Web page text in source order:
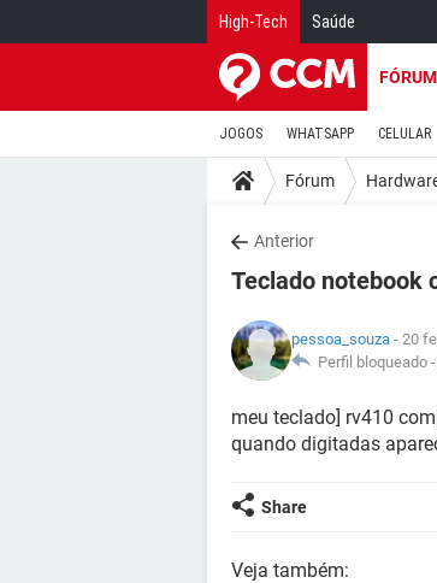
High-Tech Saúde
FÓRUM
JOGOS WHATSAPP CELULAR
Fórum
Anterior
Teclado notebook
pessoa_souza - 20
Perfil bloqueado -
meu teclado] rv410
quando digitadas
Share
Veja também: